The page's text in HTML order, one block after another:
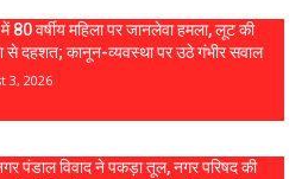
80 वर्षीय महिला पर जानलेवा हमला, लूट की
से दहशत; कानून-व्यवस्था पर उठे गंभीर सवाल
3, 2026
पंडाल विवाद ने पकड़ा तूल, नगर परिषद की